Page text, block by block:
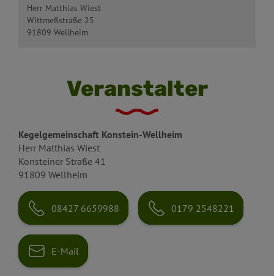
Herr Matthias Wiest
Wittmeßstraße 25
91809 Wellheim
Veranstalter
Kegelgemeinschaft Konstein-Wellheim
Herr Matthias Wiest
Konsteiner Straße 41
91809 Wellheim
08427 6659988 0179 2548221
E-Mail